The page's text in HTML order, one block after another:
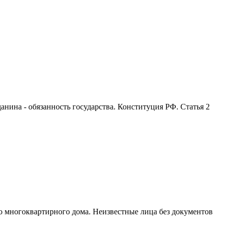
- обязанность государства. Конституция РФ. Статья 2
дома. Неизвестные лица без документов